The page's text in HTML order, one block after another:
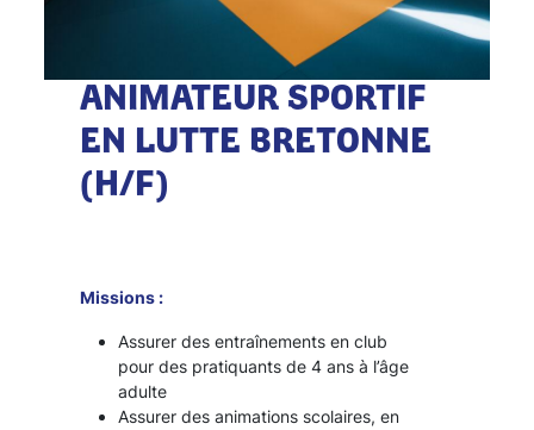
ANIMATEUR SPORTIF
EN LUTTE BRETONNE
(H/F)
Missions :
Assurer des entraînements en club
pour des pratiquants de 4 ans à l’âge
adulte
Assurer des animations scolaires, en